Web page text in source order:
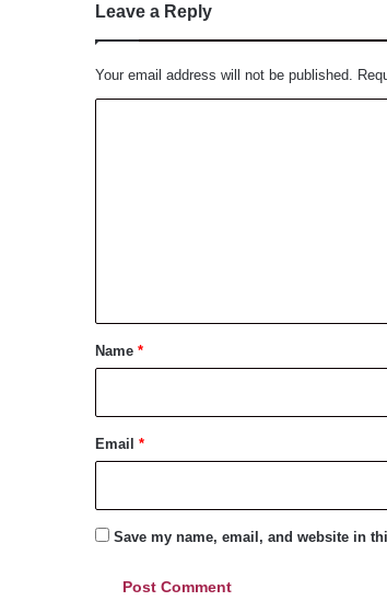
Leave a Reply
Your email address will not be published.
*Name *
Email *
Save my name, email, and website in